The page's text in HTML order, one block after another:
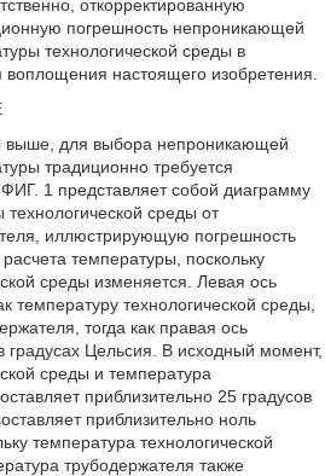
откорректированную
погрешность непроникающей
технологической среды в
воплощения настоящего изобретения.
выше, для выбора непроникающей
традиционно требуется
1 представляет собой диаграмму
среды от
иллюстрирующую погрешность
температуры, поскольку
среды изменяется. Левая ось
температуру технологической среды,
тогда как правая ось
градусах Цельсия. В исходный момент,
среды и температура
приблизительно 25 градусов
приблизительно ноль
температура технологической
трубодержателя также